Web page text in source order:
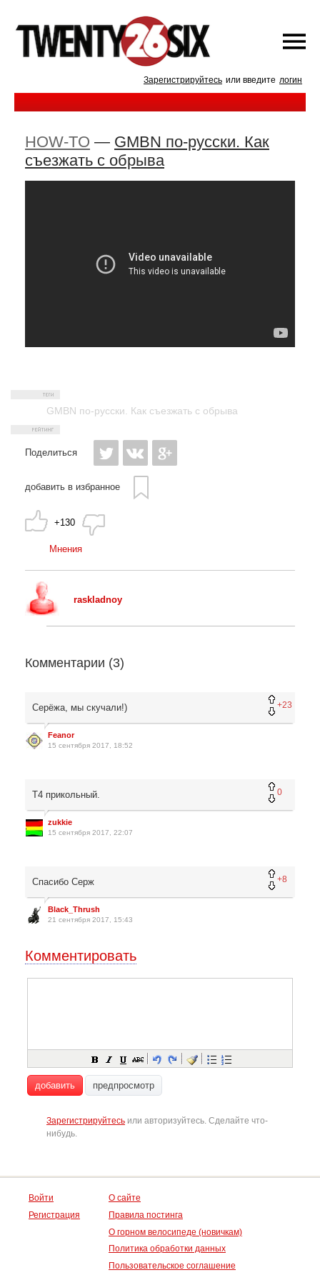
Зарегистрируйтесь или введите логин
HOW-TO — GMBN по-русски. Как
съезжать с обрыва
GMBN по-русски. Как съезжать с обрыва
Поделиться
добавить в избранное
+130
Мнения
raskladnoy
Комментарии (3)
+23
Серёжа, мы скучали!)
Feanor
15 сентября 2017, 18:52
0
T4 прикольный.
zukkie
15 сентября 2017, 22:07
+8
Спасибо Серж
Black_Thrush
21 сентября 2017, 15:43
Комментировать
добавить предпросмотр
Зарегистрируйтесь или авторизуйтесь. Сделайте что-
нибудь.
Войти
Регистрация
О сайте
Правила постинга
О горном велосипеде (новичкам)
Политика обработки данных
Пользовательское соглашение